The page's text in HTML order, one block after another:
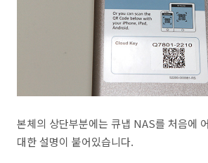
본체의 상단부분에는 큐냅 NAS를 처음에
대한 설명이 붙어있습니다.